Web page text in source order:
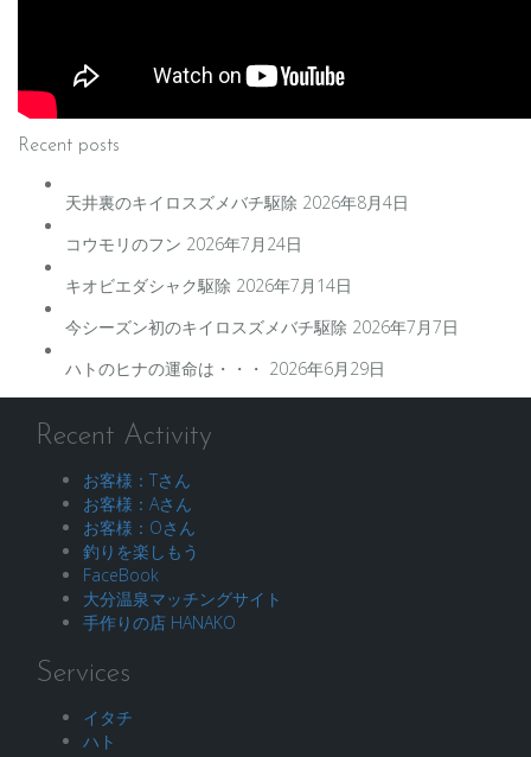
Recent posts
天井裏のキイロスズメバチ駆除 2026年8月4日
コウモリのフン 2026年7月24日
キオビエダシャク駆除 2026年7月14日
今シーズン初のキイロスズメバチ駆除 2026年7月7日
ハトのヒナの運命は・・・ 2026年6月29日
Recent Activity
お客様：Tさん
お客様：Aさん
お客様：Oさん
釣りを楽しもう
FaceBook
大分温泉マッチングサイト
手作りの店 HANAKO
Services
イタチ
ハト